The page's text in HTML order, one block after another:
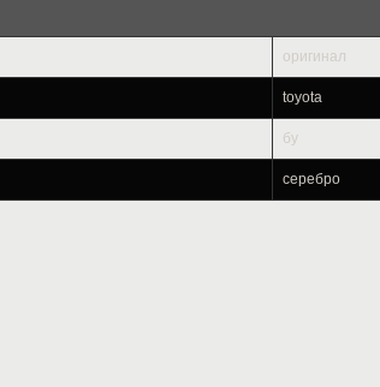
оригинал
toyota
бу
серебро